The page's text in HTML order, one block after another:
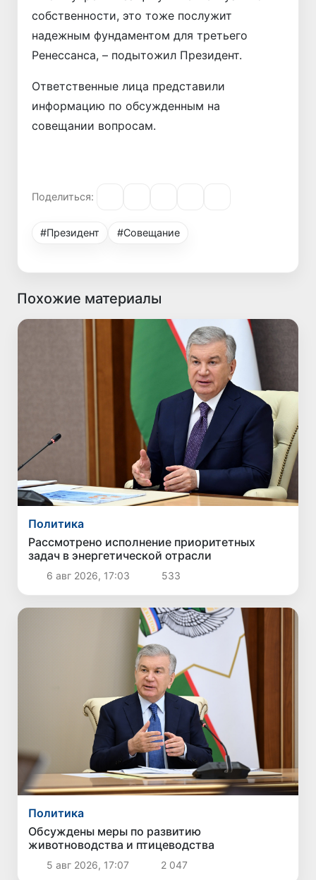
собственности, это тоже послужит
надежным фундаментом для третьего
Ренессанса, – подытожил Президент.
Ответственные лица представили
информацию по обсужденным на
совещании вопросам.
Поделиться:
#Президент #Совещание
Похожие материалы
Политика
Рассмотрено исполнение приоритетных
задач в энергетической отрасли
6 авг 2026, 17:03 533
Политика
Обсуждены меры по развитию
животноводства и птицеводства
5 авг 2026, 17:07 2 047